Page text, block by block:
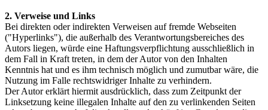
2. Verweise und Links
Bei direkten oder indirekten Verweisen auf fremde Webseiten
("Hyperlinks"), die außerhalb des Verantwortungsbereiches des
Autors liegen, würde eine Haftungsverpflichtung ausschließlich in
dem Fall in Kraft treten, in dem der Autor von den Inhalten
Kenntnis hat und es ihm technisch möglich und zumutbar wäre, die
Nutzung im Falle rechtswidriger Inhalte zu verhindern.
Der Autor erklärt hiermit ausdrücklich, dass zum Zeitpunkt der
Linksetzung keine illegalen Inhalte auf den zu verlinkenden Seiten